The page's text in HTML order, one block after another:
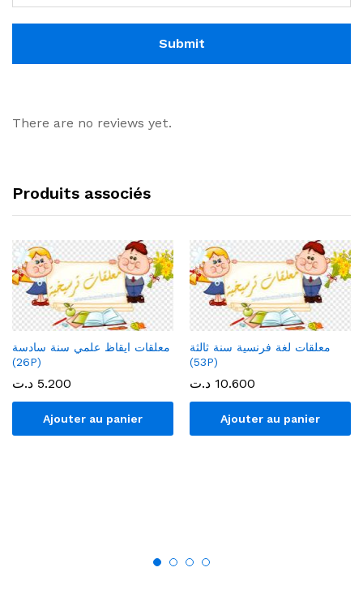
There are no reviews yet.
Produits associés
معلقات ايقاظ علمي سنة سادسة
(26P)
5.200 د.ت
Ajouter au panier
معلقات لغة فرنسية سنة ثالثة
(53P)
10.600 د.ت
Ajouter au panier